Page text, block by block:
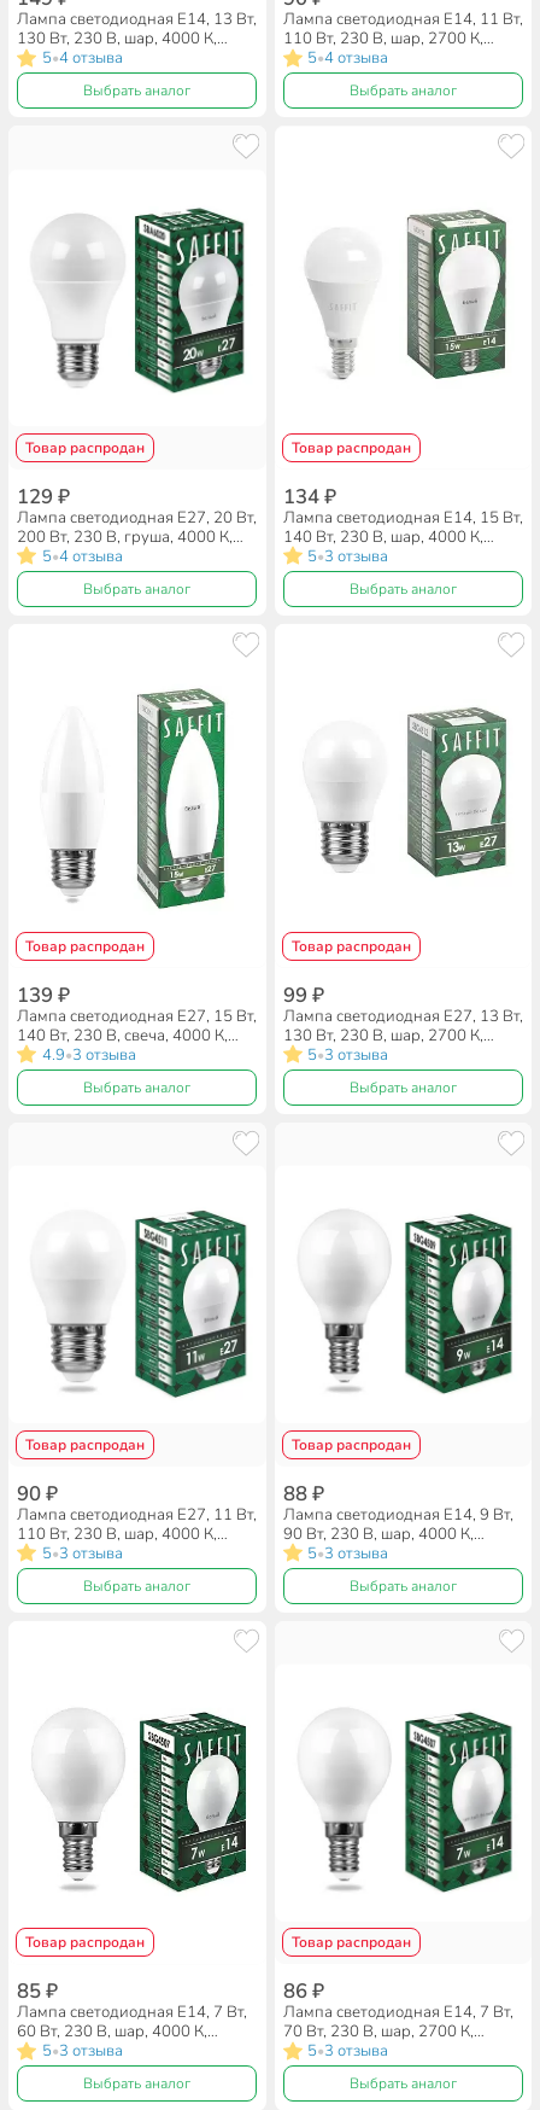
Лампа светодиодная E14, 13 Вт,
130 Вт, 230 В, шар, 4000 К,
нейтральный белый свет, Saffit,
SBG4513, G45, 55158, 55158
5•4 отзыва
Выбрать аналог
Лампа светодиодная E14, 11 Вт,
110 Вт, 230 В, шар, 2700 К,
теплый белый свет, Saffit,
SBG4511, G45, 55136
5•4 отзыва
Выбрать аналог
Товар распродан
129 ₽
Лампа светодиодная E27, 20 Вт,
200 Вт, 230 В, груша, 4000 К,
нейтральный белый свет, Saffit,
CBA6020, A60, 55014
5•4 отзыва
Выбрать аналог
Товар распродан
134 ₽
Лампа светодиодная E14, 15 Вт,
140 Вт, 230 В, шар, 4000 К,
нейтральный белый свет, Saffit,
SBG4515, G45, 55210
5•3 отзыва
Выбрать аналог
Товар распродан
139 ₽
Лампа светодиодная E27, 15 Вт,
140 Вт, 230 В, свеча, 4000 К,
нейтральный белый свет, Saffit,
SBC3715, C37, 55206
4.9•3 отзыва
Выбрать аналог
Товар распродан
99 ₽
Лампа светодиодная E27, 13 Вт,
130 Вт, 230 В, шар, 2700 К,
теплый белый свет, Saffit,
SBG4513, G45, 55160
5•3 отзыва
Выбрать аналог
Товар распродан
90 ₽
Лампа светодиодная E27, 11 Вт,
110 Вт, 230 В, шар, 4000 К,
нейтральный белый свет, Saffit,
SBG4511, G45, 55138
5•3 отзыва
Выбрать аналог
Товар распродан
88 ₽
Лампа светодиодная E14, 9 Вт,
90 Вт, 230 В, шар, 4000 К,
нейтральный белый свет, Saffit,
SBG4509, G45, 55081, 55081
5•3 отзыва
Выбрать аналог
Товар распродан
85 ₽
Лампа светодиодная E14, 7 Вт,
60 Вт, 230 В, шар, 4000 К,
нейтральный белый свет, Saffit,
SBG4507, G45, 55035, 55035
5•3 отзыва
Выбрать аналог
Товар распродан
86 ₽
Лампа светодиодная E14, 7 Вт,
70 Вт, 230 В, шар, 2700 К,
теплый белый свет, Saffit,
SBG4507, G45, 55034
5•3 отзыва
Выбрать аналог